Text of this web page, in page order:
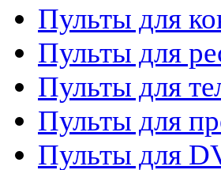
Пульты для
Пульты для
Пульты для
Пульты для
Пульты для